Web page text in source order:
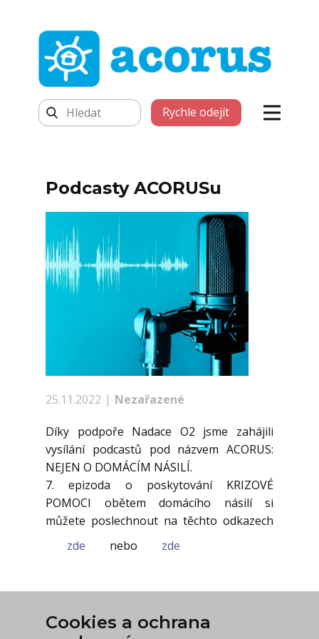
Rychle odejít
Podcasty ACORUSu
25.11.2022 Nezařazené
Díky podpoře Nadace O2 jsme zahájili
vysílání podcastů pod názvem ACORUS:
NEJEN O DOMÁCÍM NÁSILÍ.
7. epizoda o poskytování KRIZOVÉ
POMOCI obětem domácího násilí si
můžete poslechnout na těchto odkazech
zde
nebo zde
Cookies a ochrana